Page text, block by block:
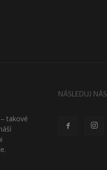
takové
NÁSLEDUJ NÁS